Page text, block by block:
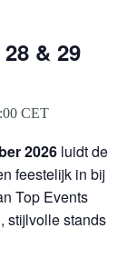
& 29
CET
2026 luidt de
feestelijk in bij
Top Events
stijlvolle stands